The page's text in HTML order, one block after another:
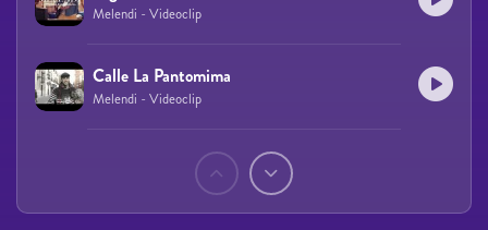
Melendi - Videoclip
Calle La Pantomima
Melendi - Videoclip